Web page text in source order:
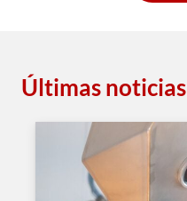
Últimas noticias